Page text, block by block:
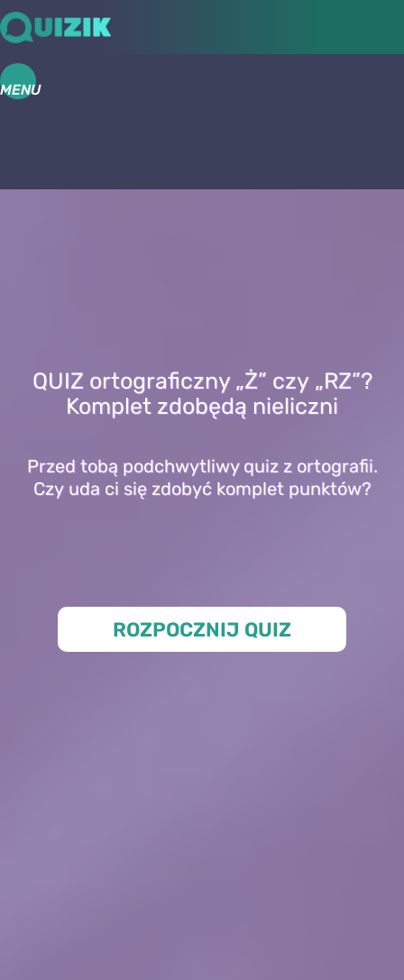
MENU
QUIZ ortograficzny „Ż” czy „RZ”?
Komplet zdobędą nieliczni
Przed tobą podchwytliwy quiz z ortografii.
Czy uda ci się zdobyć komplet punktów?
ROZPOCZNIJ QUIZ